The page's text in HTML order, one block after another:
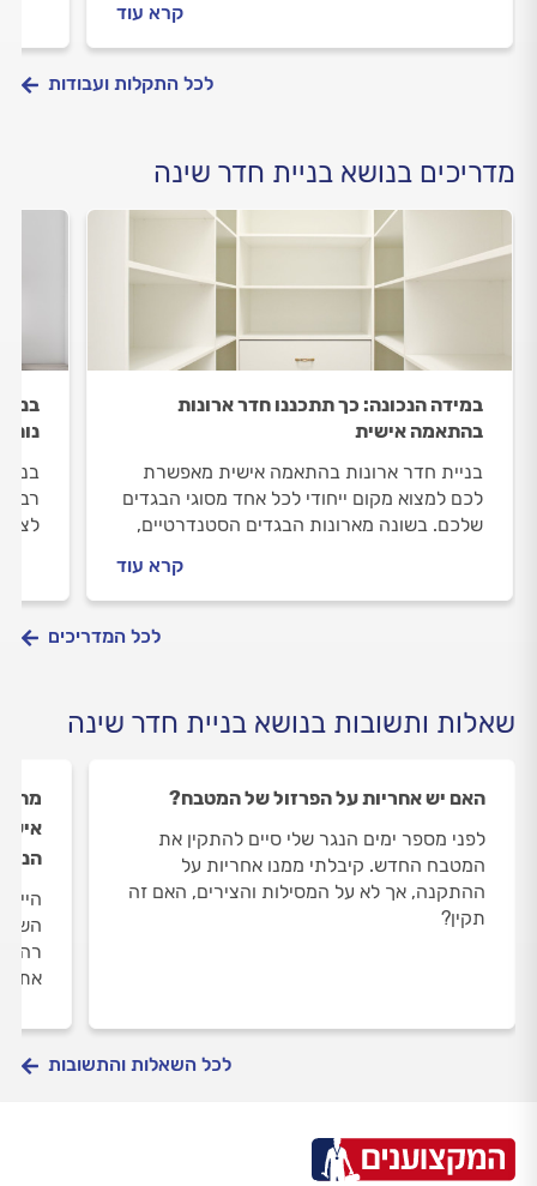
קרא עוד
לכל התקלות ועבודות
מדריכים בנושא בניית חדר שינה
במידה הנכונה: כך תתכננו חדר ארונות
בהתאמה אישית
בניית חדר ארונות בהתאמה אישית מאפשרת
לכם למצוא מקום ייחודי לכל אחד מסוגי הבגדים
שלכם. בשונה מארונות הבגדים הסטנדרטיים,
איך מתכננים נכון את חדר ארונות? מהם סוגי
העצים המומלצים ביותר, מה כולל תהליך
קרא עוד
לכל המדריכים
שאלות ותשובות בנושא בניית חדר שינה
האם יש אחריות על הפרזול של המטבח?
לפני מספר ימים הנגר שלי סיים להתקין את
המטבח החדש. קיבלתי ממנו אחריות על
ההתקנה, אך לא על המסילות והצירים, האם זה
תקין?
היי,
את
לכל השאלות והתשובות